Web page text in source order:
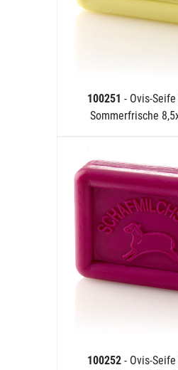
100251 - Ovis-
Sommerfrische
100252 - Ovis-